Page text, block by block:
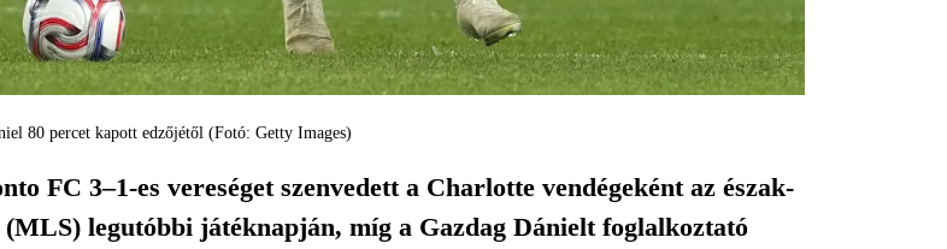
80 percet kapott edzőjétől (Fotó: Getty Images)
FC 3–1-es vereséget szenvedett a Charlotte vendégeként az észak-
legutóbbi játéknapján, míg a Gazdag Dánielt foglalkoztató